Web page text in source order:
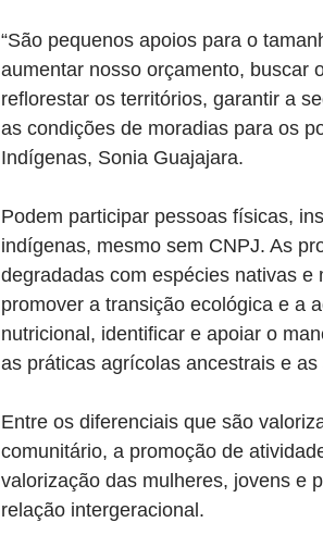
“São pequenos apoios para o
aumentar nosso orçamento, buscar
reflorestar os territórios, garantir a
as condições de moradias para os
Indígenas, Sonia Guajajara.
Podem participar pessoas físicas,
indígenas, mesmo sem CNPJ. As
degradadas com espécies nativas
promover a transição ecológica e a
nutricional, identificar e apoiar o
as práticas agrícolas ancestrais e
Entre os diferenciais que são
comunitário, a promoção de
valorização das mulheres, jovens e
relação intergeracional.